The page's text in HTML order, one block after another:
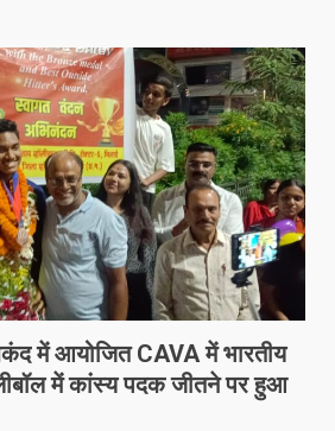
में आयोजित CAVA में भारतीय
में कांस्य पदक जीतने पर हुआ